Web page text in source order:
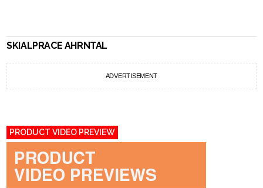
SKIALPRACE AHRNTAL
ADVERTISEMENT
PRODUCT VIDEO PREVIEW